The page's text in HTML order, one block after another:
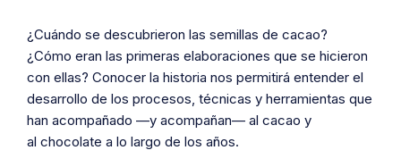
¿Cuándo se descubrieron las semillas de cacao?
¿Cómo eran las primeras elaboraciones que se hicieron
con ellas? Conocer la historia nos permitirá entender el
desarrollo de los procesos, técnicas y herramientas que
han acompañado —y acompañan— al cacao y
al chocolate a lo largo de los años.